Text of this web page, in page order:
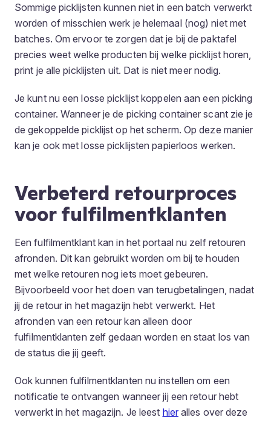
Sommige picklijsten kunnen niet in een batch verwerkt
worden of misschien werk je helemaal (nog) niet met
batches. Om ervoor te zorgen dat je bij de paktafel
precies weet welke producten bij welke picklijst horen,
print je alle picklijsten uit. Dat is niet meer nodig.
Je kunt nu een losse picklijst koppelen aan een picking
container. Wanneer je de picking container scant zie je
de gekoppelde picklijst op het scherm. Op deze manier
kan je ook met losse picklijsten papierloos werken.
Verbeterd retourproces
voor fulfilmentklanten
Een fulfilmentklant kan in het portaal nu zelf retouren
afronden. Dit kan gebruikt worden om bij te houden
met welke retouren nog iets moet gebeuren.
Bijvoorbeeld voor het doen van terugbetalingen, nadat
jij de retour in het magazijn hebt verwerkt. Het
afronden van een retour kan alleen door
fulfilmentklanten zelf gedaan worden en staat los van
de status die jij geeft.
Ook kunnen fulfilmentklanten nu instellen om een
notificatie te ontvangen wanneer jij een retour hebt
verwerkt in het magazijn. Je leest hieralles over deze